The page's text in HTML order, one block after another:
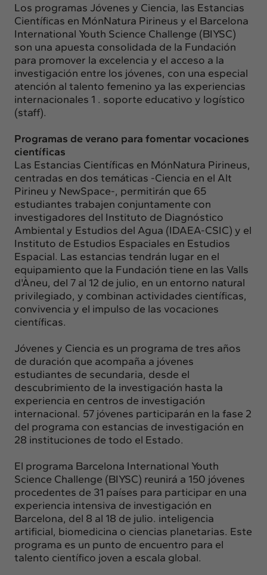
Los programas Jóvenes y Ciencia, las Estancias
Científicas en MónNatura Pirineus y el Barcelona
International Youth Science Challenge (BIYSC)
son una apuesta consolidada de la Fundación
para promover la excelencia y el acceso a la
investigación entre los jóvenes, con una especial
atención al talento femenino ya las experiencias
internacionales 1 . soporte educativo y logístico
(staff).
Programas de verano para fomentar vocaciones
científicas
Las Estancias Científicas en MónNatura Pirineus,
centradas en dos temáticas -Ciencia en el Alt
Pirineu y NewSpace-, permitirán que 65
estudiantes trabajen conjuntamente con
investigadores del Instituto de Diagnóstico
Ambiental y Estudios del Agua (IDAEA-CSIC) y el
Instituto de Estudios Espaciales en Estudios
Espacial. Las estancias tendrán lugar en el
equipamiento que la Fundación tiene en las Valls
d'Àneu, del 7 al 12 de julio, en un entorno natural
privilegiado, y combinan actividades científicas,
convivencia y el impulso de las vocaciones
científicas.
Jóvenes y Ciencia es un programa de tres años
de duración que acompaña a jóvenes
estudiantes de secundaria, desde el
descubrimiento de la investigación hasta la
experiencia en centros de investigación
internacional. 57 jóvenes participarán en la fase 2
del programa con estancias de investigación en
28 instituciones de todo el Estado.
El programa Barcelona International Youth
Science Challenge (BIYSC) reunirá a 150 jóvenes
procedentes de 31 países para participar en una
experiencia intensiva de investigación en
Barcelona, ​​del 8 al 18 de julio. inteligencia
artificial, biomedicina o ciencias planetarias. Este
programa es un punto de encuentro para el
talento científico joven a escala global.